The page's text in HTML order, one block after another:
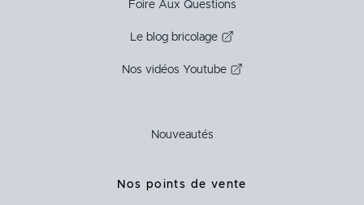
Foire Aux Questions
Le blog bricolage
Nos vidéos Youtube
Nouveautés
Nos points de vente